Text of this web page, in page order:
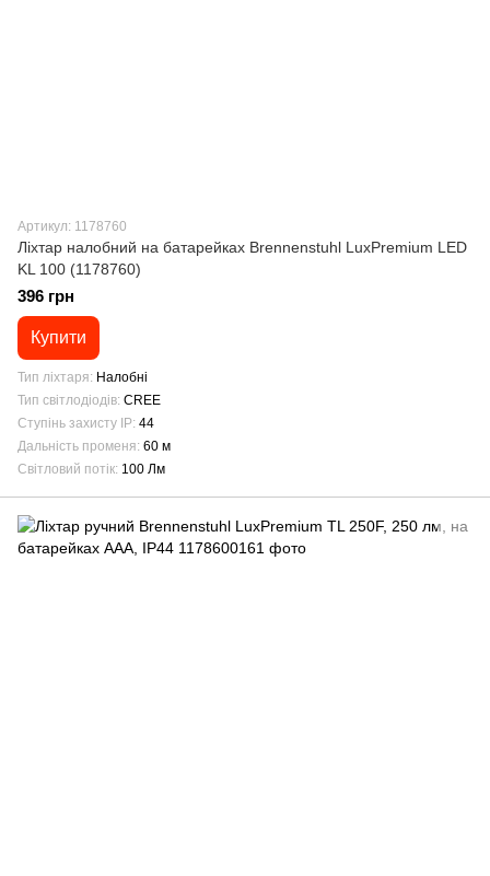
Артикул: 1178760
Ліхтар налобний на батарейках Brennenstuhl LuxPremium LED
KL 100 (1178760)
396 грн
Купити
Тип ліхтаря
Налобні
Тип світлодіодів CREE
Ступінь захисту IP 44
Дальність променя 60 м
Світловий потік 100 Лм